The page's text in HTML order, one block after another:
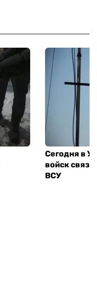
Сегодня в
войск
ВСУ